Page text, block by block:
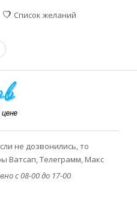
Список желаний
не дозвонились, то
Ватсап, Телеграмм, Макс
с 08-00 до 17-00